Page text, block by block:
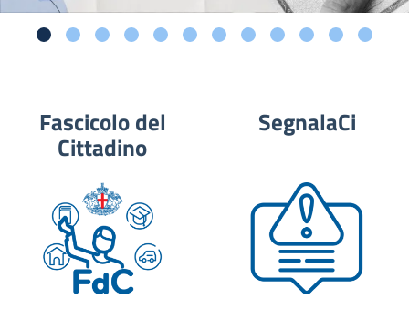
Fascicolo del
Cittadino
SegnalaCi